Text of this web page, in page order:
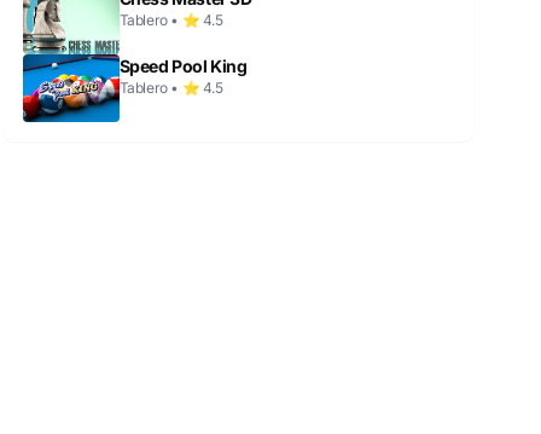
Tablero • ⭐ 4.5
Speed Pool King
Tablero • ⭐ 4.5